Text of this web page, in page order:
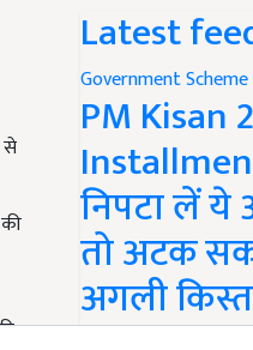
Latest
Government Scheme
PM Kisan
निपटा लें ये
तो अटक
अगली किस्त